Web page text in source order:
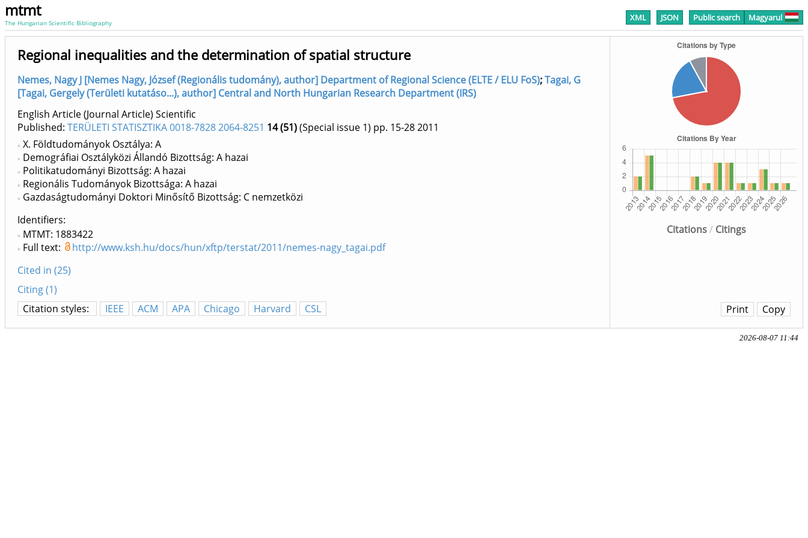
mtmt
The Hungarian Scientific Bibliography XML JSON Public search Magyarul
Citations/ Citings
Regional inequalities and the determination of spatial structure
Nemes, Nagy J [Nemes Nagy, József (Regionális tudomány), author] Department of Regional Science (ELTE / ELU FoS);Tagai, G
[Tagai, Gergely (Területi kutatáso...), author] Central and North Hungarian Research Department (IRS)
English Article (Journal Article) Scientific
Published: TERÜLETI STATISZTIKA 0018-7828 2064-8251 14 (51)(Special issue 1) pp. 15-282011
X. Földtudományok Osztálya: A
Demográfiai Osztályközi Állandó Bizottság: A hazai
Politikatudományi Bizottság: A hazai
Regionális Tudományok Bizottsága: A hazai
Gazdaságtudományi Doktori Minősítő Bizottság: C nemzetközi
Identifiers
MTMT: 1883422
Full text:
http://www.ksh.hu/docs/hun/xftp/terstat/2011/nemes-nagy_tagai.pdf
Cited in (25)
Citing (1)
Citation styles:
IEEE ACM APA Chicago Harvard CSL Copy
Print
2026-08-07 11:44